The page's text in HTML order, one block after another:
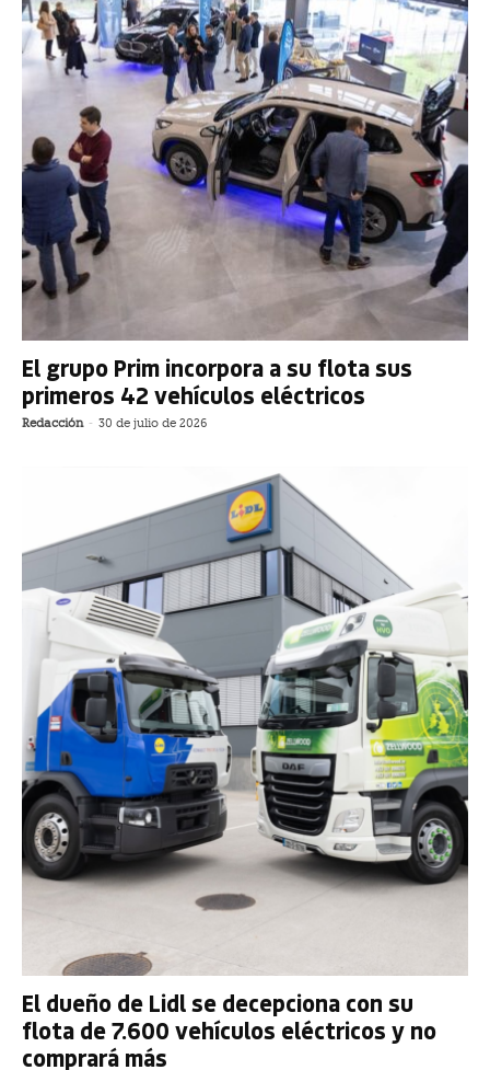
El grupo Prim incorpora a su flota sus
primeros 42 vehículos eléctricos
Redacción - 30 de julio de 2026
El dueño de Lidl se decepciona con su
flota de 7.600 vehículos eléctricos y no
comprará más